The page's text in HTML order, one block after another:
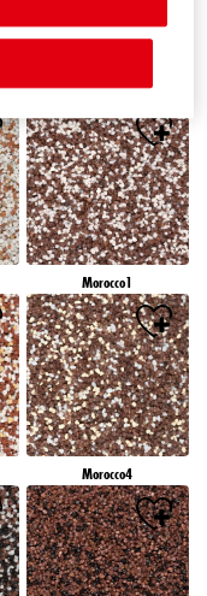
Granada3
Morocco1
Morocco4